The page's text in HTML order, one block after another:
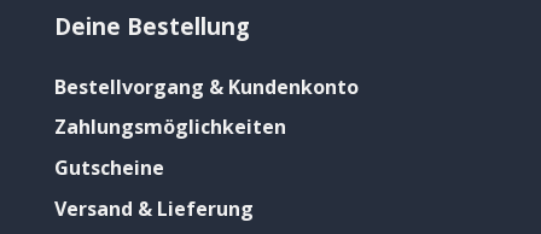
Deine Bestellung
Bestellvorgang & Kundenkonto
Zahlungsmöglichkeiten
Gutscheine
Versand & Lieferung